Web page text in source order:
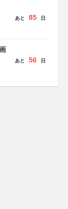
あと 85 日
あと 56 日